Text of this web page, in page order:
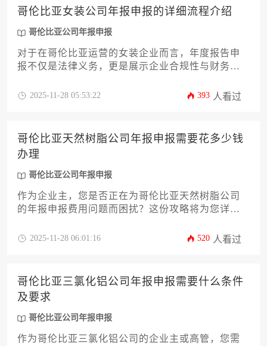
哥伦比亚女装公司年报申报的详细流程介绍
哥伦比亚公司年报申报
对于在哥伦比亚运营的女装企业而言，年度报告申
报不仅是法律义务，更是展示企业合规性与财务健
数据收集到在线提交与后续跟进的完整流程，帮助
2025-11-28 05:53:22 393 人看过
哥伦比亚天然树脂公司年报申报需要花多少钱
办理
哥伦比亚公司年报申报
作为企业主，您是否正在为哥伦比亚天然树脂公司
的年报申报费用问题而困扰？这份攻略将为您详细
们将深入分析影响总花费的关键因素，例如公司规
业机构，本文都将助您清晰规划预算，确保哥伦比
亚公司年报申报工作高效、合规且经济。
2025-11-28 06:01:16 520 人看过
哥伦比亚三氯化铝公司年报申报需要什么条件
及要求
哥伦比亚公司年报申报
作为哥伦比亚三氯化铝公司的企业主或高管，您需